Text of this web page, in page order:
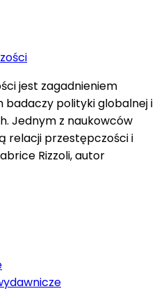
jest zagadnieniem
polityki globalnej i
Jednym z naukowców
relacji przestępczości i
Rizzoli, autor